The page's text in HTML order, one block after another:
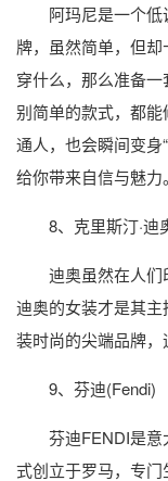
阿玛尼是一个
牌，虽然简单，但
穿什么，那么准备
别简单的款式，都
通人，也会瞬间变身
给你带来自信与魅力。
8、克里斯汀·迪
迪奥虽然在人
迪奥的女装才是其
装时尚的尖端品牌，
9、芬迪(Fendi)
芬迪FENDI是
式创立于罗马，专